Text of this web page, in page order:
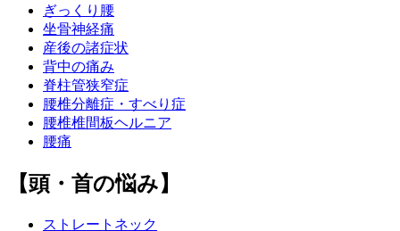
ぎっくり腰
坐骨神経痛
産後の諸症状
背中の痛み
脊柱管狭窄症
腰椎分離症・すべり症
腰椎椎間板ヘルニア
腰痛
【頭・首の悩み】
ストレートネック